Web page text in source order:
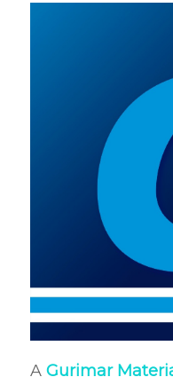
A Gurimar